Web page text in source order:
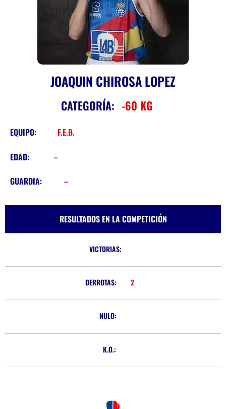
JOAQUIN CHIROSA LOPEZ
CATEGORÍA: -60 KG
EQUIPO: F.E.B.
EDAD: –
GUARDIA: –
RESULTADOS EN LA COMPETICIÓN
VICTORIAS:
DERROTAS: 2
NULO:
K.O.: